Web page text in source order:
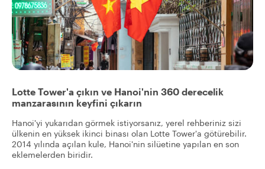
Lotte Tower'a çıkın ve Hanoi'nin 360 derecelik
manzarasının keyfini çıkarın
Hanoi'yi yukarıdan görmek istiyorsanız, yerel rehberiniz sizi
ülkenin en yüksek ikinci binası olan Lotte Tower'a götürebilir.
2014 yılında açılan kule, Hanoi'nin silüetine yapılan en son
eklemelerden biridir.